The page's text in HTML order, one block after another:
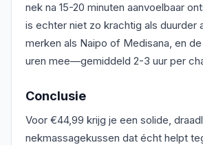
nek na 15-20 minuten aanvoelbaar
is echter niet zo krachtig als duurder
merken als Naipo of Medisana, en
uren mee—gemiddeld 2-3 uur per
Conclusie
Voor €44,99 krijg je een solide,
nekmassagekussen dat écht helpt